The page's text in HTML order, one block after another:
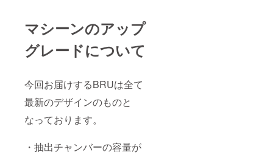
マシーンのアップ
グレードについて
今回お届けするBRUは全て
最新のデザインのものと
なっております。
・抽出チャンバーの容量が